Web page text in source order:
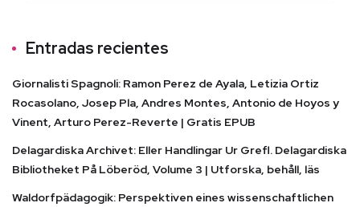
Entradas recientes
Giornalisti Spagnoli: Ramon Perez de Ayala, Letizia Ortiz
Rocasolano, Josep Pla, Andres Montes, Antonio de Hoyos y
Vinent, Arturo Perez-Reverte | Gratis EPUB
Delagardiska Archivet: Eller Handlingar Ur Grefl. Delagardiska
Bibliotheket På Löberöd, Volume 3 | Utforska, behåll, läs
Waldorfpädagogik: Perspektiven eines wissenschaftlichen